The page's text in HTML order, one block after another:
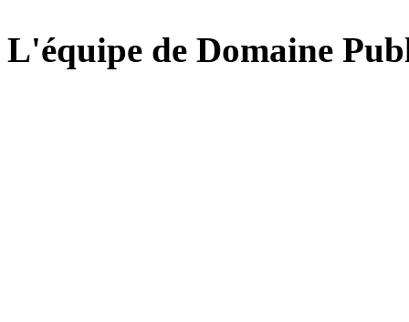
L'équipe de Domaine